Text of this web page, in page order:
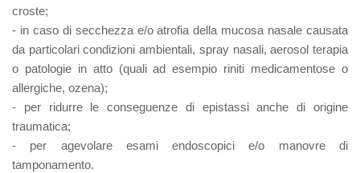
croste;
- in caso di secchezza e/o atrofia della mucosa nasale causata
da particolari condizioni ambientali, spray nasali, aerosol terapia
o patologie in atto (quali ad esempio riniti medicamentose o
allergiche, ozena);
- per ridurre le conseguenze di epistassi anche di origine
traumatica;
- per agevolare esami endoscopici e/o manovre di
tamponamento.